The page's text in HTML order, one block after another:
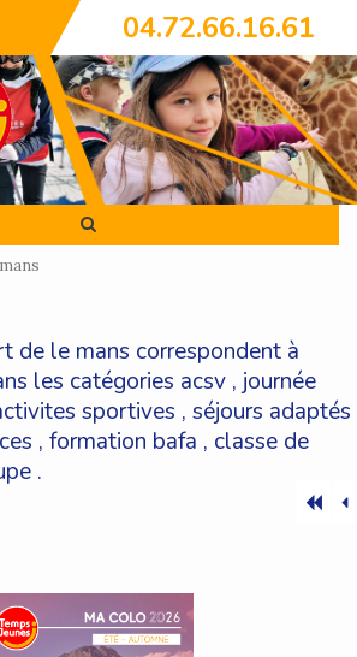
04.72.66.16.61
de le mans correspondent à
les catégories acsv , journée
sportives , séjours adaptés
, formation bafa , classe de
.